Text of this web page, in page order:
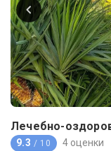
Лечебно-
9.3 / 10 4 оценки